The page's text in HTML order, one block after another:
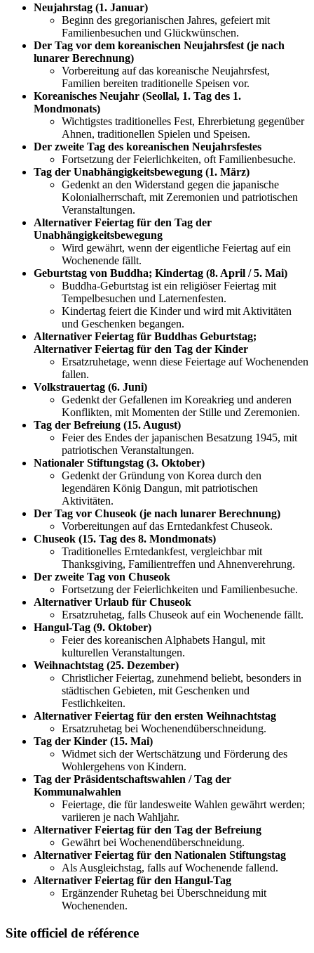
Neujahrstag (1. Januar)
Beginn des gregorianischen Jahres, gefeiert mit
Familienbesuchen und Glückwünschen.
Der Tag vor dem koreanischen Neujahrsfest (je nach
lunarer Berechnung)
Vorbereitung auf das koreanische Neujahrsfest,
Familien bereiten traditionelle Speisen vor.
Koreanisches Neujahr (Seollal, 1. Tag des 1.
Mondmonats)
Wichtigstes traditionelles Fest, Ehrerbietung gegenüber
Ahnen, traditionellen Spielen und Speisen.
Der zweite Tag des koreanischen Neujahrsfestes
Fortsetzung der Feierlichkeiten, oft Familienbesuche.
Tag der Unabhängigkeitsbewegung (1. März)
Gedenkt an den Widerstand gegen die japanische
Kolonialherrschaft, mit Zeremonien und patriotischen
Veranstaltungen.
Alternativer Feiertag für den Tag der
Unabhängigkeitsbewegung
Wird gewährt, wenn der eigentliche Feiertag auf ein
Wochenende fällt.
Geburtstag von Buddha; Kindertag (8. April / 5. Mai)
Buddha-Geburtstag ist ein religiöser Feiertag mit
Tempelbesuchen und Laternenfesten.
Kindertag feiert die Kinder und wird mit Aktivitäten
und Geschenken begangen.
Alternativer Feiertag für Buddhas Geburtstag;
Alternativer Feiertag für den Tag der Kinder
Ersatzruhetage, wenn diese Feiertage auf Wochenenden
fallen.
Volkstrauertag (6. Juni)
Gedenkt der Gefallenen im Koreakrieg und anderen
Konflikten, mit Momenten der Stille und Zeremonien.
Tag der Befreiung (15. August)
Feier des Endes der japanischen Besatzung 1945, mit
patriotischen Veranstaltungen.
Nationaler Stiftungstag (3. Oktober)
Gedenkt der Gründung von Korea durch den
legendären König Dangun, mit patriotischen
Aktivitäten.
Der Tag vor Chuseok (je nach lunarer Berechnung)
Vorbereitungen auf das Erntedankfest Chuseok.
Chuseok (15. Tag des 8. Mondmonats)
Traditionelles Erntedankfest, vergleichbar mit
Thanksgiving, Familientreffen und Ahnenverehrung.
Der zweite Tag von Chuseok
Fortsetzung der Feierlichkeiten und Familienbesuche.
Alternativer Urlaub für Chuseok
Ersatzruhetag, falls Chuseok auf ein Wochenende fällt.
Hangul-Tag (9. Oktober)
Feier des koreanischen Alphabets Hangul, mit
kulturellen Veranstaltungen.
Weihnachtstag (25. Dezember)
Christlicher Feiertag, zunehmend beliebt, besonders in
städtischen Gebieten, mit Geschenken und
Festlichkeiten.
Alternativer Feiertag für den ersten Weihnachtstag
Ersatzruhetag bei Wochenendüberschneidung.
Tag der Kinder (15. Mai)
Widmet sich der Wertschätzung und Förderung des
Wohlergehens von Kindern.
Tag der Präsidentschaftswahlen / Tag der
Kommunalwahlen
Feiertage, die für landesweite Wahlen gewährt werden;
variieren je nach Wahljahr.
Alternativer Feiertag für den Tag der Befreiung
Gewährt bei Wochenendüberschneidung.
Alternativer Feiertag für den Nationalen Stiftungstag
Als Ausgleichstag, falls auf Wochenende fallend.
Alternativer Feiertag für den Hangul-Tag
Ergänzender Ruhetag bei Überschneidung mit
Wochenenden.
Site officiel de référence